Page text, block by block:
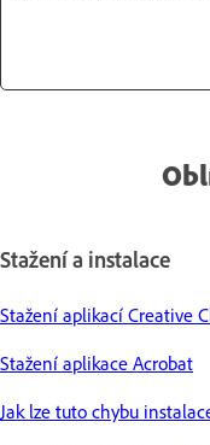
Stažení a instalace
Stažení aplikací Creative
Stažení aplikace Acrobat
Jak lze tuto chybu